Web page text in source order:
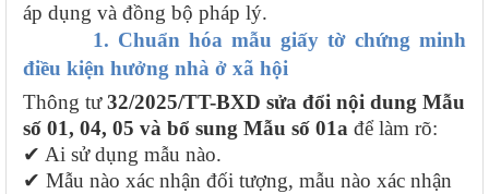
áp dụng và đồng bộ pháp lý.
1. Chuẩn hóa mẫu giấy tờ chứng minh
điều kiện hưởng nhà ở xã hội
Thông tư32/2025/TT-BXD sửa đổi nội dung Mẫu
số 01, 04, 05 và bổ sung Mẫu số 01a để làm rõ:
✔ Ai sử dụng mẫu nào.
✔ Mẫu nào xác nhận đối tượng, mẫu nào xác nhận